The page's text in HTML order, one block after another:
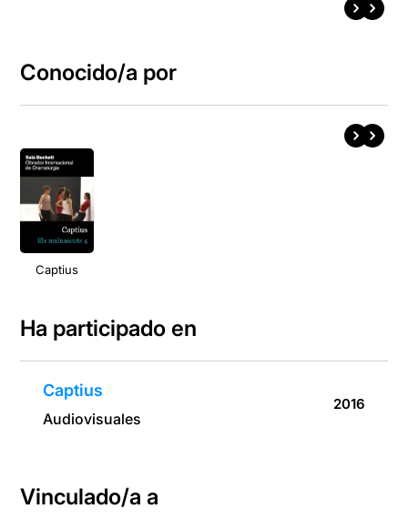
Conocido/a por
Captius
Ha participado en
Captius
Audiovisuales
2016
Vinculado/a a